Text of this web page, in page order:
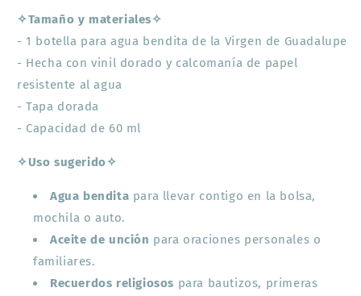
✧Tamaño y materiales✧
- 1 botella para agua bendita de la Virgen de Guadalupe
- Hecha con vinil dorado y calcomanía de papel
resistente al agua
- Tapa dorada
- Capacidad de 60 ml
✧Uso sugerido✧
Agua bendita para llevar contigo en la bolsa,
mochila o auto.
Aceite de unción para oraciones personales o
familiares.
Recuerdos religiosos para bautizos, primeras